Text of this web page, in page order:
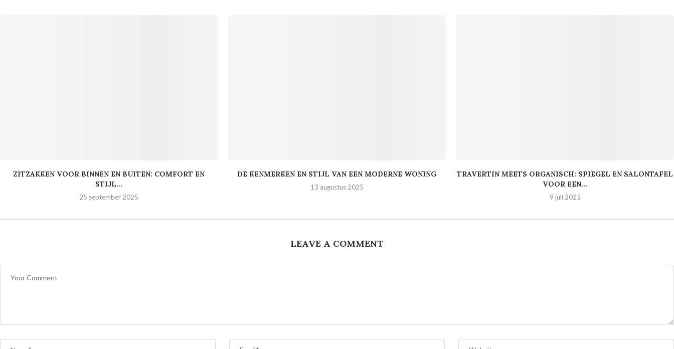
ZITZAKKEN VOOR BINNEN EN BUITEN: COMFORT EN
STIJL...
25 september 2025
DE KENMERKEN EN STIJL VAN EEN MODERNE WONING
13 augustus 2025
TRAVERTIN MEETS ORGANISCH: SPIEGEL EN SALONTAFEL
VOOR EEN...
9 juli 2025
LEAVE A COMMENT